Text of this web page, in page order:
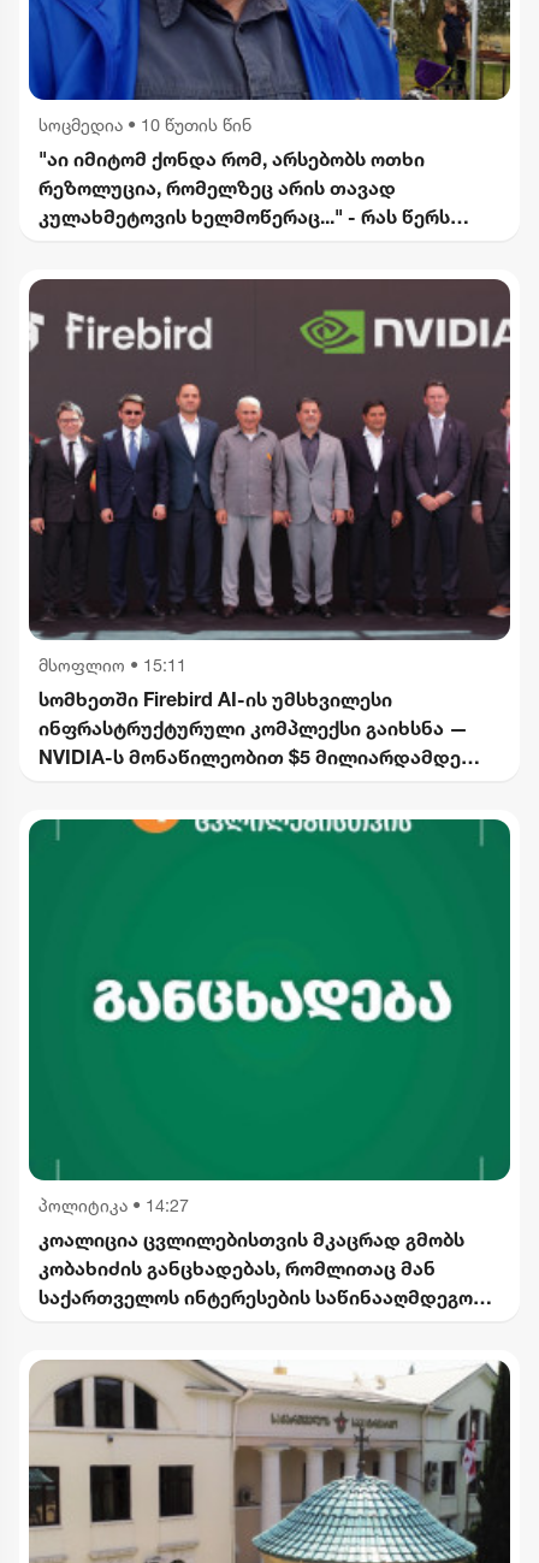
სოცმედია • 10 წუთის წინ
"აი იმიტომ ქონდა რომ, არსებობს ოთხი
რეზოლუცია, რომელზეც არის თავად
კულახმეტოვის ხელმოწერაც..." - რას წერს
მსოფლიო • 15:11
სომხეთში Firebird AI-ის უმსხვილესი
ინფრასტრუქტურული კომპლექსი გაიხსნა —
NVIDIA-ს მონაწილეობით $5 მილიარდამდე
პოლიტიკა • 14:27
კოალიცია ცვლილებისთვის მკაცრად გმობს
კობახიძის განცხადებას, რომლითაც მან
საქართველოს ინტერესების საწინააღმდეგოდ